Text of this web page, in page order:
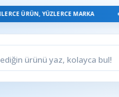
ÜRÜN, YÜZLERCE MARKA